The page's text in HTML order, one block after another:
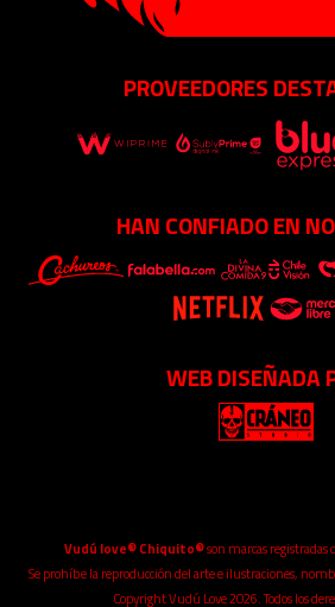
PROVEEDORES
HAN CONFIADO EN
WEB DISEÑADA
Vudú love® Chiquito®son marcas registradas
Se prohíbe la reproducción del arte e ilustraciones,
Copyright Vudú Love 2026. Todos los